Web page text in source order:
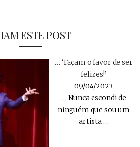
ESTE POST
… ‘Façam o favor de ser
felizes!’
09/04/2023
… Nunca escondi de
ninguém que sou um
artista …